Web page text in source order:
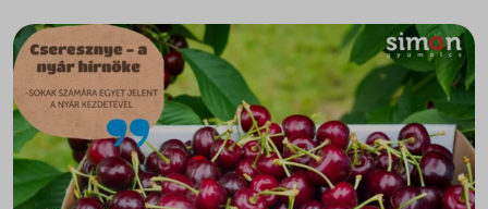
PHPSESSID
sessionId
swym-session-id
woocommerce_cart_hash
woocommerce_items_in_cart
woocommerce_recently_viewed
ajs_anonymous_id
last_pys_landing_page
last_pysTrafficSource
mailchimp_landing_site
page-views
_gcl_aw
_gcl_gs
_pin_unauth
_tt_enable_cookie
_ttp
__cvg_uid
__kla_id
__ra
__ralv
__v_anl__u__